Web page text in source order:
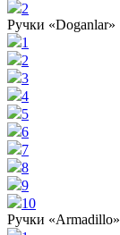
2
Ручки «Doganlar»
1
2
3
4
5
6
7
8
9
10
Ручки «Armadillo»